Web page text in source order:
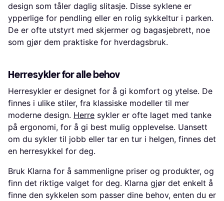
design som tåler daglig slitasje. Disse syklene er
ypperlige for pendling eller en rolig sykkeltur i parken.
De er ofte utstyrt med skjermer og bagasjebrett, noe
som gjør dem praktiske for hverdagsbruk.
Herresykler for alle behov
Herresykler er designet for å gi komfort og ytelse. De
finnes i ulike stiler, fra klassiske modeller til mer
moderne design. Herre sykler er ofte laget med tanke
på ergonomi, for å gi best mulig opplevelse. Uansett
om du sykler til jobb eller tar en tur i helgen, finnes det
en herresykkel for deg.
Bruk Klarna for å sammenligne priser og produkter, og
finn det riktige valget for deg. Klarna gjør det enkelt å
finne den sykkelen som passer dine behov, enten du er